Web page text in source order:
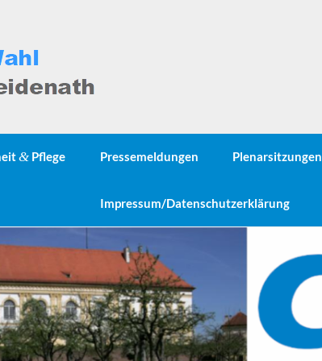
& Pflege Pressemeldungen Plenarsitzungen
Impressum/Datenschutzerklärung